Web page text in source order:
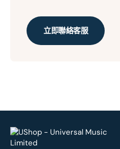
立即聯絡客服